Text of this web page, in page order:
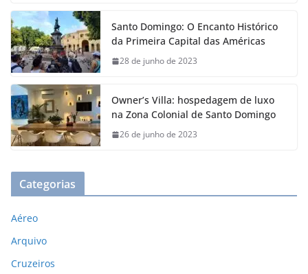
Santo Domingo: O Encanto Histórico
da Primeira Capital das Américas
28 de junho de 2023
Owner’s Villa: hospedagem de luxo
na Zona Colonial de Santo Domingo
26 de junho de 2023
Categorias
Aéreo
Arquivo
Cruzeiros